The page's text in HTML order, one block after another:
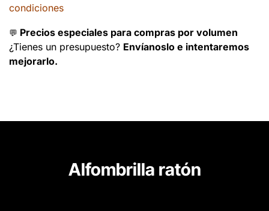
condiciones
💬 Precios especiales para compras por volumen
¿Tienes un presupuesto? Envíanoslo e intentaremos
mejorarlo.
Alfombrilla ratón